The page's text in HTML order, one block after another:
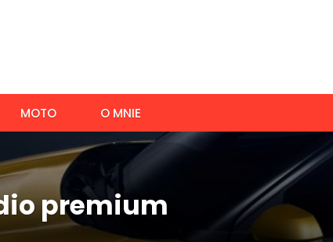
MOTO O MNIE
premium